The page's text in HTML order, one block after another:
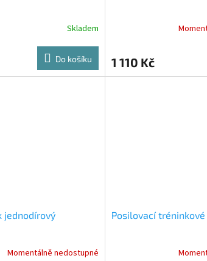
Skladem
Do košíku 1 110 Kč
jednodírový
Momentálně nedostupné
Posilovací